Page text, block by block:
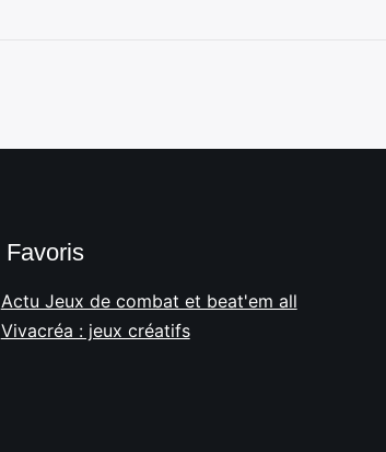
Favoris
Actu Jeux de combat et beat'em all
Vivacréa : jeux créatifs